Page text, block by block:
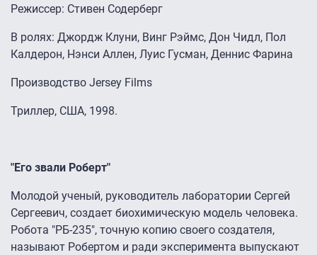
Режиссер: Стивен Содерберг
В ролях: Джордж Клуни, Винг Рэймс, Дон Чидл, Пол
Калдерон, Нэнси Аллен, Луис Гусман, Деннис Фарина
Производство Jersey Films
Триллер, США, 1998.
"Его звали Роберт"
Молодой ученый, руководитель лаборатории Сергей
Сергеевич, создает биохимическую модель человека.
Робота "РБ-235", точную копию своего создателя,
называют Робертом и ради эксперимента выпускают